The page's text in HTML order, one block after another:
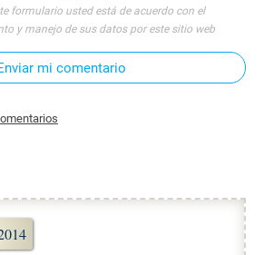
formulario usted está de acuerdo con el
y manejo de sus datos por este sitio web
mi comentario